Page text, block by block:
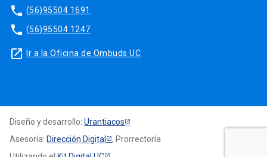
phone (56)95504 1691
phone (56)95504 1247
launch Ir a la Oficina de Ombuds UC
Diseño y desarrollo: Urantiacos
Asesoría: Dirección Digital
, Prorrectoría